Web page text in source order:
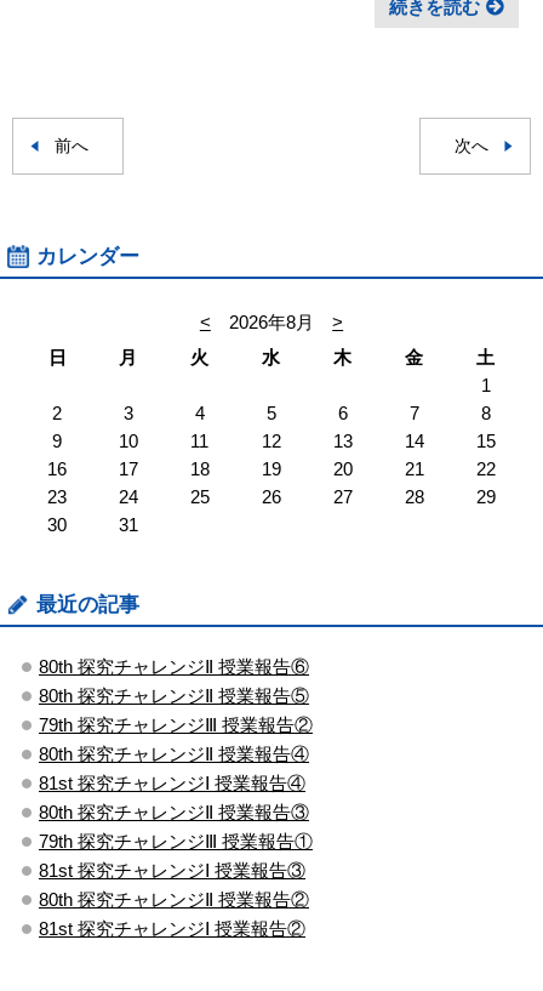
続きを読む
前へ 次へ
カレンダー
< 2026年8月
>
日
月 火 水 木 金
土
1
2
3 4 5 6 7
8
9
10 11 12 13 14
15
16
17 18 19 20 21
22
23
24 25 26 27 28
29
30
31
最近の記事
80th 探究チャレンジⅡ 授業報告⑥
80th 探究チャレンジⅡ 授業報告⑤
79th 探究チャレンジⅢ 授業報告②
80th 探究チャレンジⅡ 授業報告④
81st 探究チャレンジⅠ 授業報告④
80th 探究チャレンジⅡ 授業報告③
79th 探究チャレンジⅢ 授業報告①
81st 探究チャレンジⅠ 授業報告③
80th 探究チャレンジⅡ 授業報告②
81st 探究チャレンジⅠ 授業報告②